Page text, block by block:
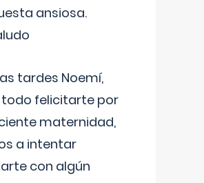
ansiosa.
tardes Noemí,
felicitarte por
maternidad,
a intentar
con algún